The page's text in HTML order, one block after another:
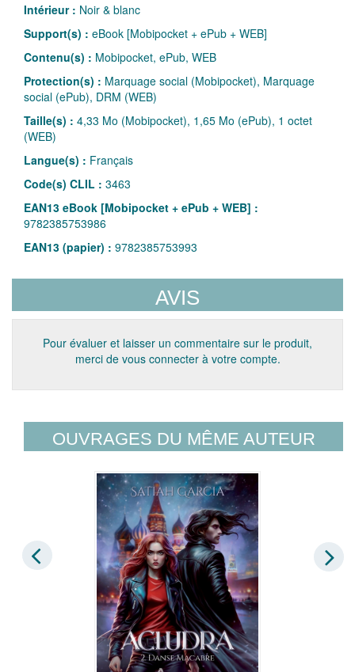
Intérieur : Noir & blanc
Support(s) : eBook [Mobipocket + ePub + WEB]
Contenu(s) : Mobipocket, ePub, WEB
Protection(s) : Marquage social (Mobipocket), Marquage
social (ePub), DRM (WEB)
Taille(s) : 4,33 Mo (Mobipocket), 1,65 Mo (ePub), 1 octet
(WEB)
Langue(s) : Français
Code(s) CLIL : 3463
EAN13 eBook [Mobipocket + ePub + WEB] :
9782385753986
EAN13 (papier) : 9782385753993
AVIS
Pour évaluer et laisser un commentaire sur le produit,
merci de vous connecter à votre compte.
OUVRAGES DU MÊME AUTEUR